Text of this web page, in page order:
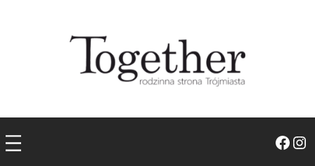
Facebook Instagram